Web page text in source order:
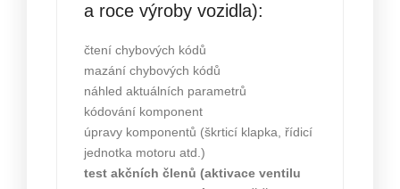
a roce výroby vozidla):
čtení chybových kódů
mazání chybových kódů
náhled aktuálních parametrů
kódování komponent
úpravy komponentů (škrticí klapka, řídicí
jednotka motoru atd.)
test akčních členů (aktivace ventilu